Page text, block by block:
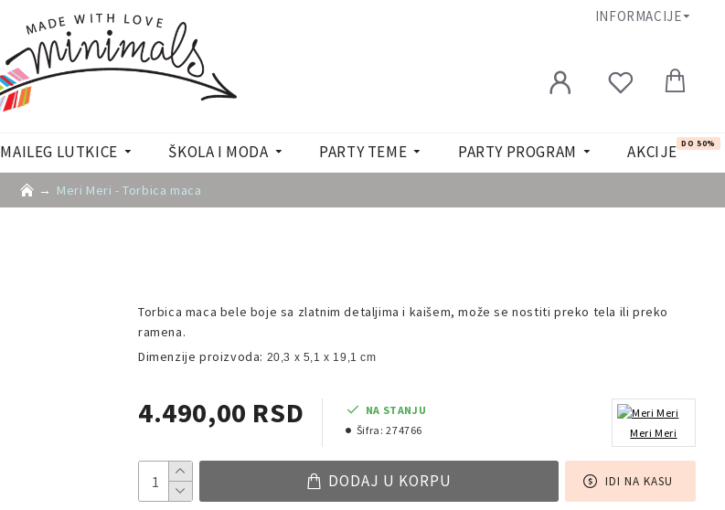
INFORMACIJE
MAILEG LUTKICE ŠKOLA I MODA PARTY TEME PARTY PROGRAM AKCIJE DO 50%
Meri Meri - Torbica maca
Torbica maca bele boje sa zlatnim detaljima i kaišem, može se nostiti preko tela ili preko
ramena.
Dimenzije proizvoda: 20,3 x 5,1 x 19,1 cm
4.490,00 RSD
NA STANJU
Šifra: 274766 Meri Meri
DODAJ U KORPU IDI NA KASU